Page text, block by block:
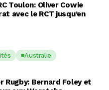
Toulon: Oliver Cowie
avec le RCT jusqu’en
Australie
Bernard Foley et